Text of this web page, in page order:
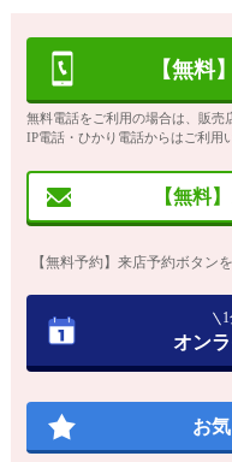
【無料
無料電話をご利用の場合は、販売
IP電話・ひかり電話からはご利用
【無料
【無料予約】来店予約ボタン
オン
お